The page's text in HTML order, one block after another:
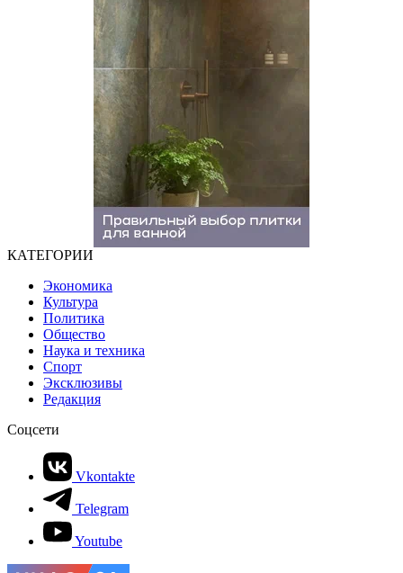
КАТЕГОРИИ
Экономика
Культура
Политика
Общество
Наука и техника
Спорт
Эксклюзивы
Редакция
Соцсети
Vkontakte
Telegram
Youtube